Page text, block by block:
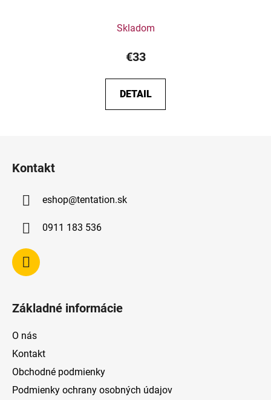
Skladom
€33
DETAIL
Kontakt
eshop@tentation.sk
0911 183 536
Základné informácie
O nás
Kontakt
Obchodné podmienky
Podmienky ochrany osobných údajov